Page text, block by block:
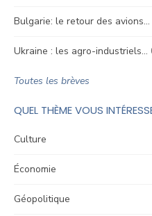
Bulgarie: le retour des avions…
Ukraine : les agro-industriels…
Toutes les brèves
QUEL THÈME VOUS
Culture
Économie
Géopolitique